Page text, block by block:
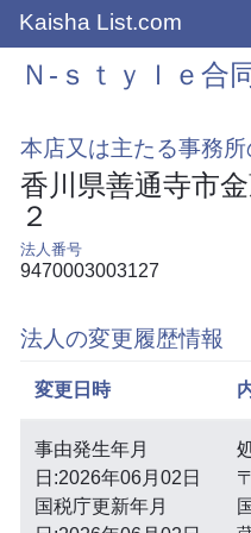
Kaisha List.com
Ｎ‐ｓｔｙｌｅ合
本店又は主たる事務
香川県善通寺市
２
法人番号
9470003003127
法人の変更履歴情報
変更日時
事由発生年月
日:2026年06月02日
国税庁更新年月